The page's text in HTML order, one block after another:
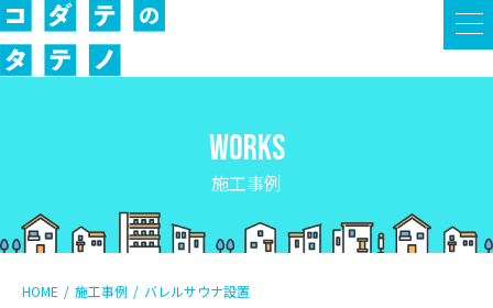
WORKS
施工事例
HOME 施工事例 バレルサウナ設置